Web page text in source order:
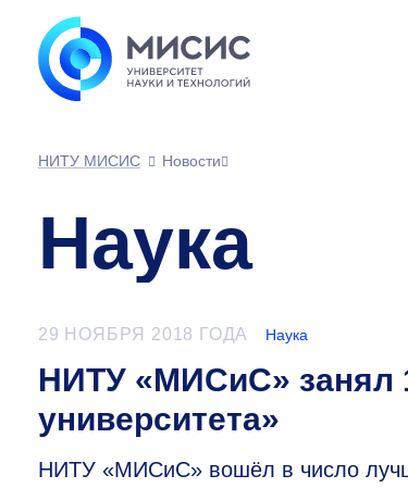
НИТУ МИСИС
Новости
Наука
29 НОЯБРЯ 2018 ГОДА Наука
НИТУ «МИСиС» занял
университета»
НИТУ «МИСиС» вошёл в число